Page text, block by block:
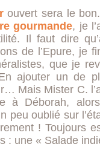
ouvert sera le
gourmande, je
Il faut dire
de l’Epure, je
que je
ajouter un de
Mais Mister C.
à Déborah,
peu oublié sur
! Toujours
: une « Salade